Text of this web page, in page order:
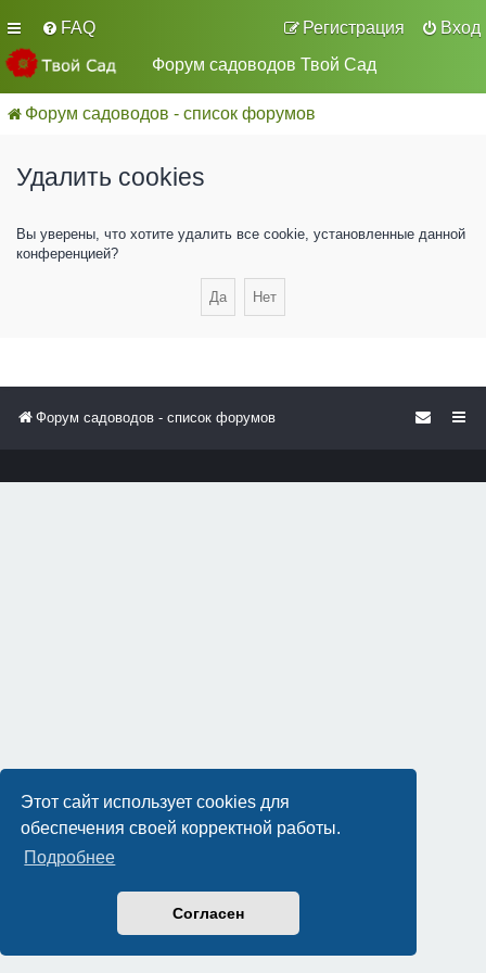
Этот сайт использует cookies для
обеспечения своей корректной работы.
Подробнее
Согласен
FAQ Вход
Регистрация
Форум садоводов Твой Сад
Форум садоводов - список форумов
Удалить cookies
Вы уверены, что хотите удалить все cookie, установленные данной
конференцией?
Форум садоводов - список форумов